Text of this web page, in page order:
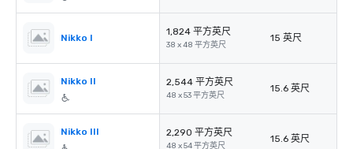
Nikko I
1,824 平方英尺
38 x 48 平方英尺
15 英尺
Nikko II 2,544 平方英尺
48 x 53 平方英尺
15.6 英尺
Nikko III 2,290 平方英尺
48 x 54 平方英尺
15.6 英尺